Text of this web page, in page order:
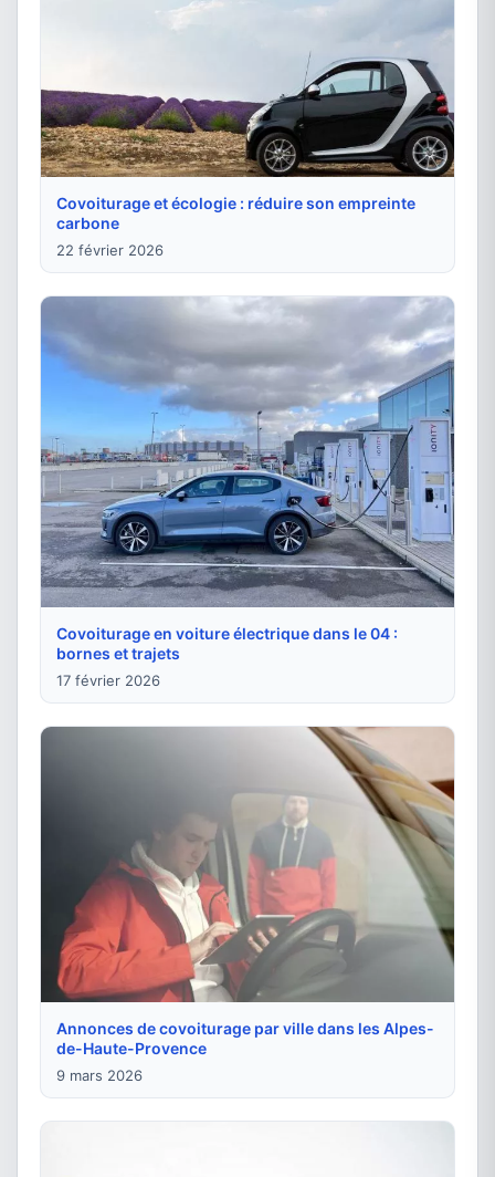
Covoiturage et écologie : réduire son empreinte
carbone
22 février 2026
Covoiturage en voiture électrique dans le 04 :
bornes et trajets
17 février 2026
Annonces de covoiturage par ville dans les Alpes-
de-Haute-Provence
9 mars 2026